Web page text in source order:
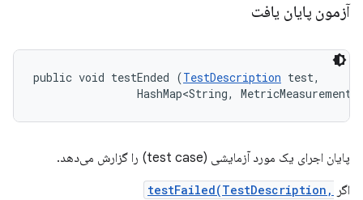
آزمون پایان یافت
public void testEnded (TestDescription test,
HashMap<String,
پایان اجرای یک مورد آزمایشی (test case) را گزارش می‌دهد.
اگر testFailed(TestDescription,